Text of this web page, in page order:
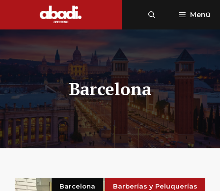
Menú
Barcelona
Barcelona Barberías y Peluquerías